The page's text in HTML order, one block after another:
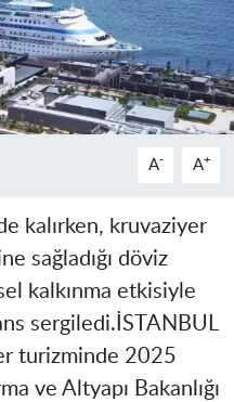
A- A+
kalırken, kruvaziyer
sağladığı döviz
kalkınma etkisiyle
sergiledi. İSTANBUL
turizminde 2025
ve Altyapı Bakanlığı